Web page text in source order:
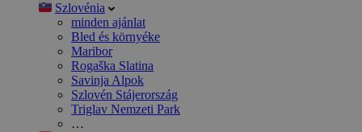
Szlovénia
minden ajánlat
Bled és környéke
Maribor
Rogaška Slatina
Savinja Alpok
Szlovén Stájerország
Triglav Nemzeti Park
…